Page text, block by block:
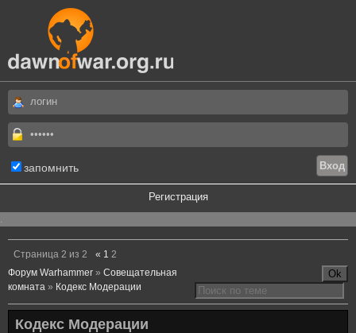
запомнить
Регистрация
.
Страница 2 из 2 « 1 2
Форум Warhammer » Совещательная
комната » Кодекс Модерации
Кодекс Модерации